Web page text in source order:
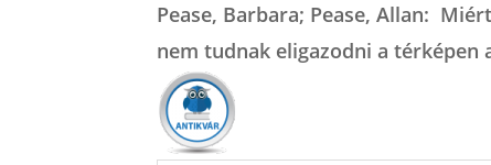
Pease, Barbara; Pease, Allan:
nem tudnak eligazodni a térképen